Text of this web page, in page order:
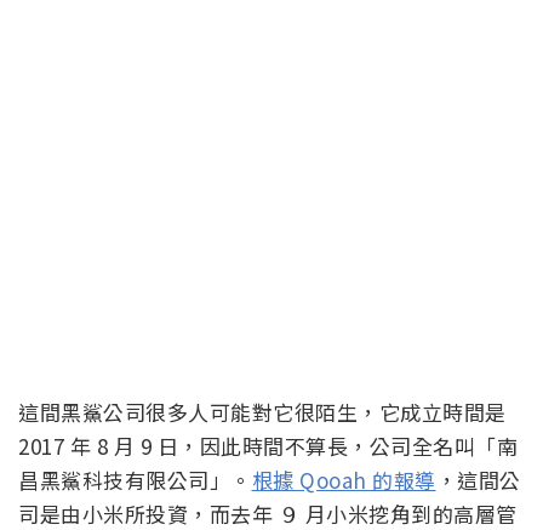
這間黑鯊公司很多人可能對它很陌生，它成立時間是
2017 年 8 月 9 日，因此時間不算長，公司全名叫「南
昌黑鯊科技有限公司」。 根據 Qooah 的報導 ，這間公
司是由小米所投資，而去年 ９ 月小米挖角到的高層管